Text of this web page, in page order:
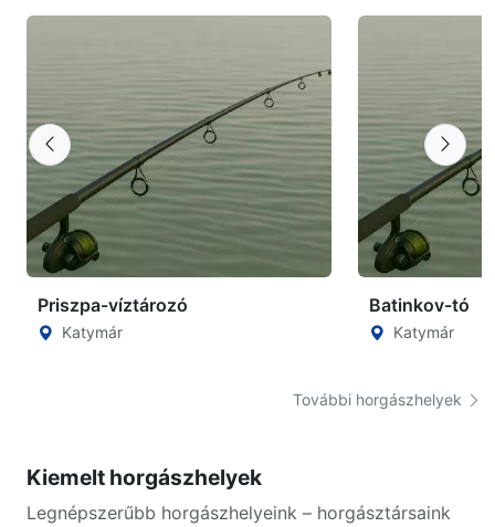
Priszpa-víztározó
Katymár
Batinkov-tó
Katymár
További horgászhelyek
Kiemelt horgászhelyek
Legnépszerűbb horgászhelyeink – horgásztársaink